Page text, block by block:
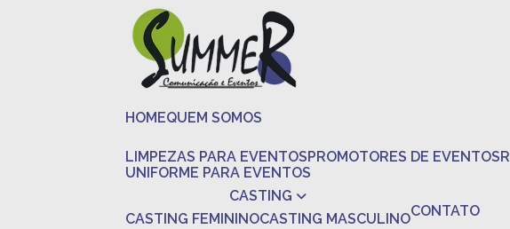
HOME
QUEM SOMOS
LIMPEZAS PARA EVENTOS
PROMOTORES DE EVENTOS
UNIFORME PARA EVENTOS
CASTING
CASTING FEMININO CASTING MASCULINO CONTATO